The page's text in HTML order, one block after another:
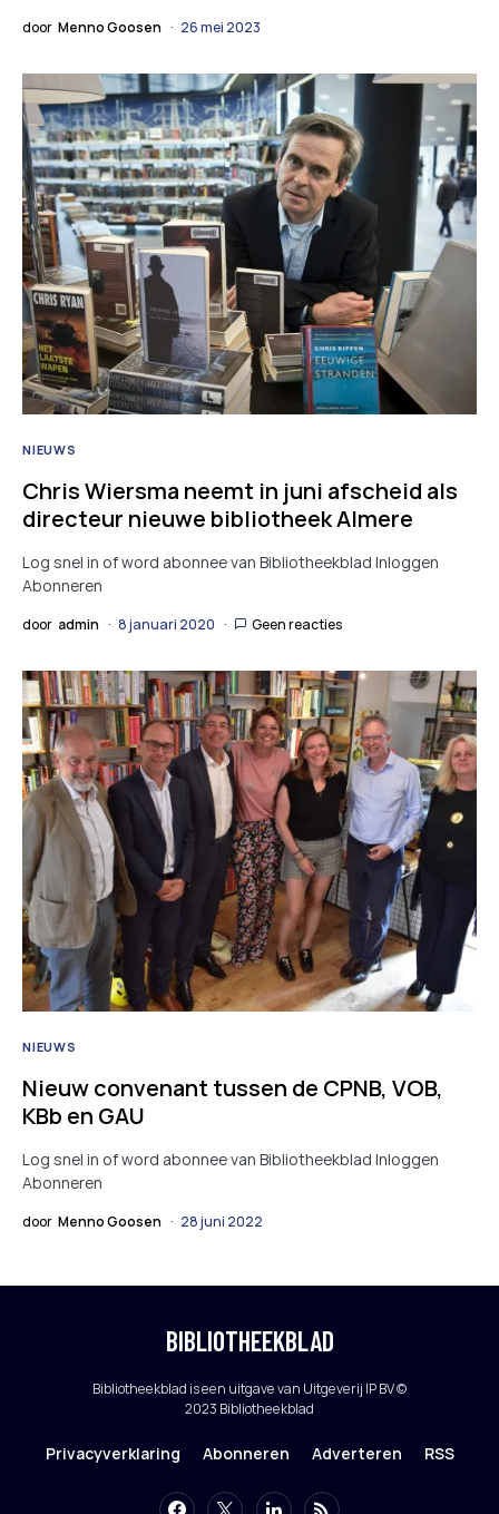
door Menno Goosen 26 mei 2023
NIEUWS
Chris Wiersma neemt in juni afscheid als
directeur nieuwe bibliotheek Almere
Log snel in of word abonnee van Bibliotheekblad Inloggen
Abonneren
door admin 8 januari 2020 Geen reacties
NIEUWS
Nieuw convenant tussen de CPNB, VOB,
KBb en GAU
Log snel in of word abonnee van Bibliotheekblad Inloggen
Abonneren
door Menno Goosen 28 juni 2022
BIBLIOTHEEKBLAD
Bibliotheekblad is een uitgave van Uitgeverij IP BV ©
2023 Bibliotheekblad
Privacyverklaring Abonneren Adverteren RSS